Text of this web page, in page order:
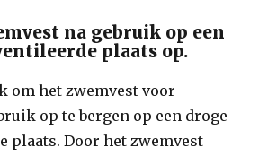
na gebruik op een
plaats op.
om het zwemvest voor
op te bergen op een droge
plaats. Door het zwemvest